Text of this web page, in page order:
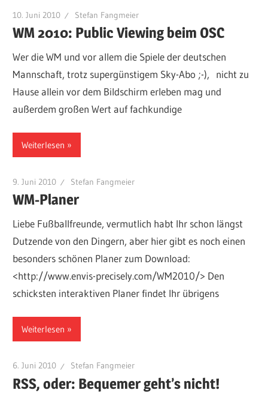
10. Juni 2010 Stefan Fangmeier
WM 2010: Public Viewing beim OSC
Wer die WM und vor allem die Spiele der deutschen
Mannschaft, trotz supergünstigem Sky-Abo ;-), nicht zu
Hause allein vor dem Bildschirm erleben mag und
außerdem großen Wert auf fachkundige
Weiterlesen
9. Juni 2010 Stefan Fangmeier
WM-Planer
Liebe Fußballfreunde, vermutlich habt Ihr schon längst
Dutzende von den Dingern, aber hier gibt es noch einen
besonders schönen Planer zum Download:
<http://www.envis-precisely.com/WM2010/> Den
schicksten interaktiven Planer findet Ihr übrigens
Weiterlesen
6. Juni 2010 Stefan Fangmeier
RSS, oder: Bequemer geht’s nicht!